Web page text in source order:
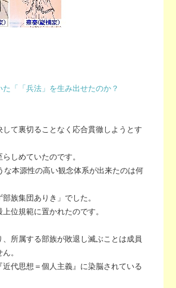
「「兵法」を生み出せたのか？
て裏切ることなく応合貫徹しようとす
しめていたのです。
本源性の高い観念体系が出来たのは何
族集団ありき」でした。
位規範に置かれたのです。
所属する部族が敗退し滅ぶことは成員
。
代思想＝個人主義』に染脳されている